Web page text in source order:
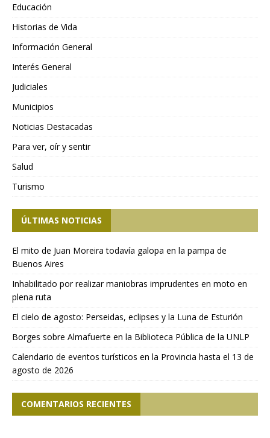
Educación
Historias de Vida
Información General
Interés General
Judiciales
Municipios
Noticias Destacadas
Para ver, oír y sentir
Salud
Turismo
ÚLTIMAS NOTICIAS
El mito de Juan Moreira todavía galopa en la pampa de
Buenos Aires
Inhabilitado por realizar maniobras imprudentes en moto en
plena ruta
El cielo de agosto: Perseidas, eclipses y la Luna de Esturión
Borges sobre Almafuerte en la Biblioteca Pública de la UNLP
Calendario de eventos turísticos en la Provincia hasta el 13 de
agosto de 2026
COMENTARIOS RECIENTES